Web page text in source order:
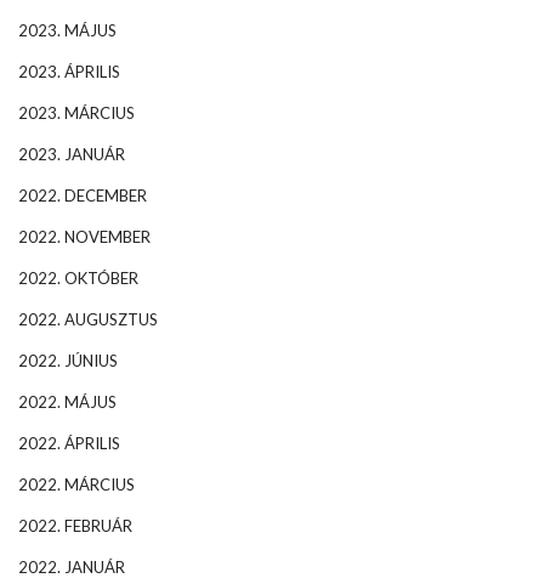
2023. MÁJUS
2023. ÁPRILIS
2023. MÁRCIUS
2023. JANUÁR
2022. DECEMBER
2022. NOVEMBER
2022. OKTÓBER
2022. AUGUSZTUS
2022. JÚNIUS
2022. MÁJUS
2022. ÁPRILIS
2022. MÁRCIUS
2022. FEBRUÁR
2022. JANUÁR